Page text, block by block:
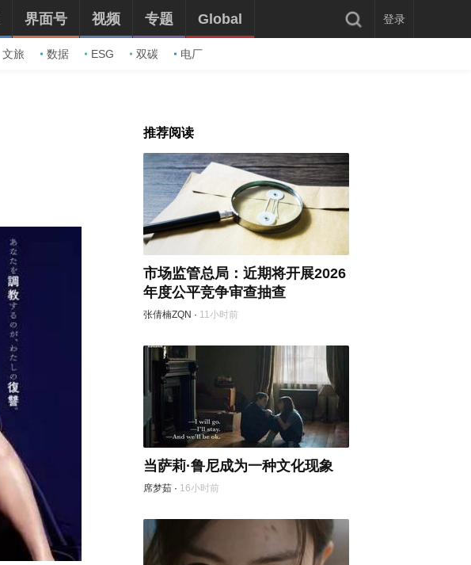
文旅 数据 ESG 双碳 电厂
界面号 视频 专题 Global 登录
推荐阅读
市场监管总局：近期将开展2026
年度公平竞争审查抽查
张倩楠ZQN · 11小时前
当萨莉·鲁尼成为一种文化现象
席梦茹 · 16小时前